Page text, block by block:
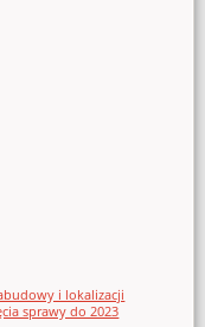
i lokalizacji
sprawy do 2023